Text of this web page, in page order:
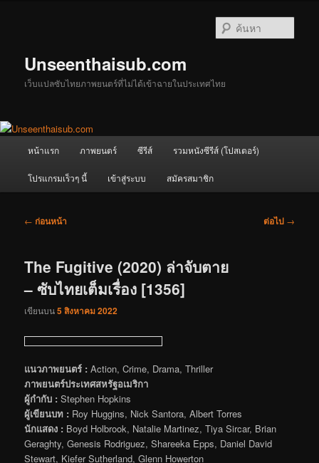
Unseenthaisub.com
เว็บแปลซับไทยภาพยนตร์ที่ไม่ได้เข้าฉายในประเทศไทย
หน้าแรก ภาพยนตร์ ซีรีส์ รวมหนังซีรีส์ (โปสเตอร์)
โปรแกรมเร็วๆ นี้ เข้าสู่ระบบ สมัครสมาชิก
เมนู
← ก่อนหน้า ต่อไป →
The Fugitive (2020) ล่าจับตาย
– ซับไทยเต็มเรื่อง [1356]
เขียนบน5 สิงหาคม 2022
แนวภาพยนตร์ : Action, Crime, Drama, Thriller
ภาพยนตร์ประเทศสหรัฐอเมริกา
ผู้กำกับ : Stephen Hopkins
ผู้เขียนบท : Roy Huggins, Nick Santora, Albert Torres
นักแสดง : Boyd Holbrook, Natalie Martinez, Tiya Sircar, Brian
Geraghty, Genesis Rodriguez, Shareeka Epps, Daniel David
Stewart, Kiefer Sutherland, Glenn Howerton